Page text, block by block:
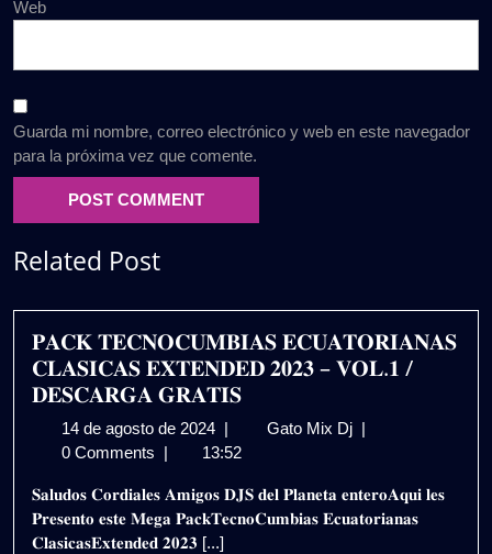
Web
Guarda mi nombre, correo electrónico y web en este navegador
para la próxima vez que comente.
Related Post
𝐏𝐀𝐂𝐊 𝐓𝐄𝐂𝐍𝐎𝐂𝐔𝐌𝐁𝐈𝐀𝐒 𝐄𝐂𝐔𝐀𝐓𝐎𝐑𝐈𝐀𝐍𝐀𝐒
𝐂𝐋𝐀𝐒𝐈𝐂𝐀𝐒 𝐄𝐗𝐓𝐄𝐍𝐃𝐄𝐃 𝟐𝟎𝟐𝟑 – 𝐕𝐎𝐋.𝟏 /
𝐃𝐄𝐒𝐂𝐀𝐑𝐆𝐀 𝐆𝐑𝐀𝐓𝐈𝐒
14 de agosto de 2024 14
de
de
2024
Gato Mix Dj 𝐏𝐀𝐂𝐊
𝐂𝐋𝐀𝐒𝐈𝐂𝐀𝐒
𝐄𝐗𝐓𝐄𝐍𝐃𝐄𝐃
0 Comments
13:52
𝐒𝐚𝐥𝐮𝐝𝐨𝐬 𝐂𝐨𝐫𝐝𝐢𝐚𝐥𝐞𝐬 𝐀𝐦𝐢𝐠𝐨𝐬 𝐃𝐉𝐒 𝐝𝐞𝐥 𝐏𝐥𝐚𝐧𝐞𝐭𝐚 𝐞𝐧𝐭𝐞𝐫𝐨𝐀𝐪𝐮𝐢 𝐥𝐞𝐬
𝐏𝐫𝐞𝐬𝐞𝐧𝐭𝐨 𝐞𝐬𝐭𝐞 𝐌𝐞𝐠𝐚 𝐏𝐚𝐜𝐤𝐓𝐞𝐜𝐧𝐨𝐂𝐮𝐦𝐛𝐢𝐚𝐬 𝐄𝐜𝐮𝐚𝐭𝐨𝐫𝐢𝐚𝐧𝐚𝐬
𝐂𝐥𝐚𝐬𝐢𝐜𝐚𝐬𝐄𝐱𝐭𝐞𝐧𝐝𝐞𝐝 𝟐𝟎𝟐𝟑 [...]